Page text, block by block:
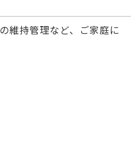
維持管理など、ご家庭に